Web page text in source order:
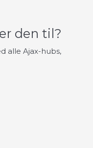
den til?
alle Ajax-hubs,